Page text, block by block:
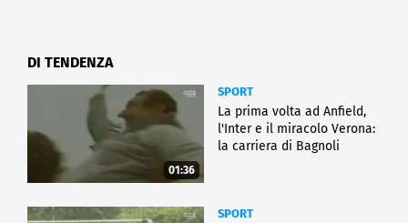
DI TENDENZA
01:36
SPORT
La prima volta ad Anfield,
l'Inter e il miracolo Verona:
la carriera di Bagnoli
SPORT